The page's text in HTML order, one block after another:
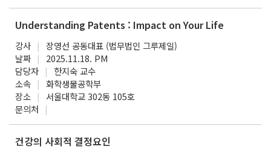
Understanding Patents : Impact on Your Life
강사
장영선 공동대표 (법무법인 그루제일)
날짜
2025.11.18. PM
담당자
한지숙 교수
소속
화학생물공학부
장소
서울대학교 302동 105호
문의처
건강의 사회적 결정요인